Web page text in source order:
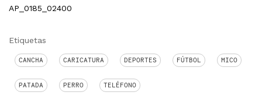
AP_0185_02400
Etiquetas
CANCHA CARICATURA DEPORTES FÚTBOL MICO
PATADA PERRO TELÉFONO